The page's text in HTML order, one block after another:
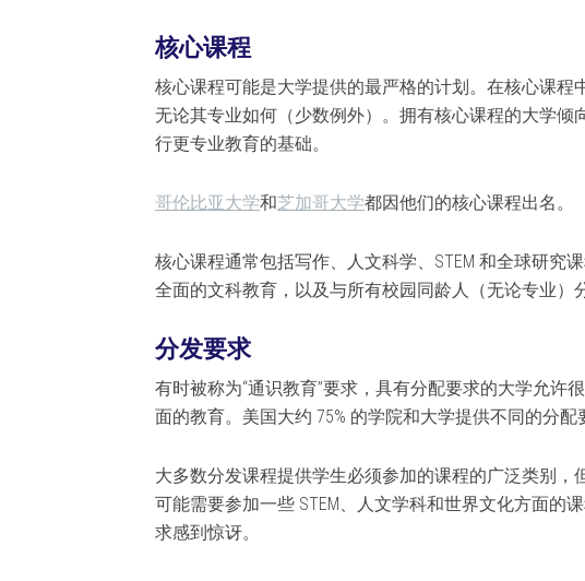
核心课程
核心课程可能是大学提供的最严格的计划。在核心课程
无论其专业如何（少数例外）。拥有核心课程的大学倾
行更专业教育的基础。
哥伦比亚大学和芝加哥大学都因他们的核心课程出名。
核心课程通常包括写作、人文科学、STEM 和全球研究
全面的文科教育，以及与所有校园同龄人（无论专业）
分发要求
有时被称为“通识教育”要求，具有分配要求的大学允许
面的教育。美国大约 75% 的学院和大学提供不同的分配
大多数分发课程提供学生必须参加的课程的广泛类别
可能需要参加一些 STEM、人文学科和世界文化方面的
求感到惊讶。